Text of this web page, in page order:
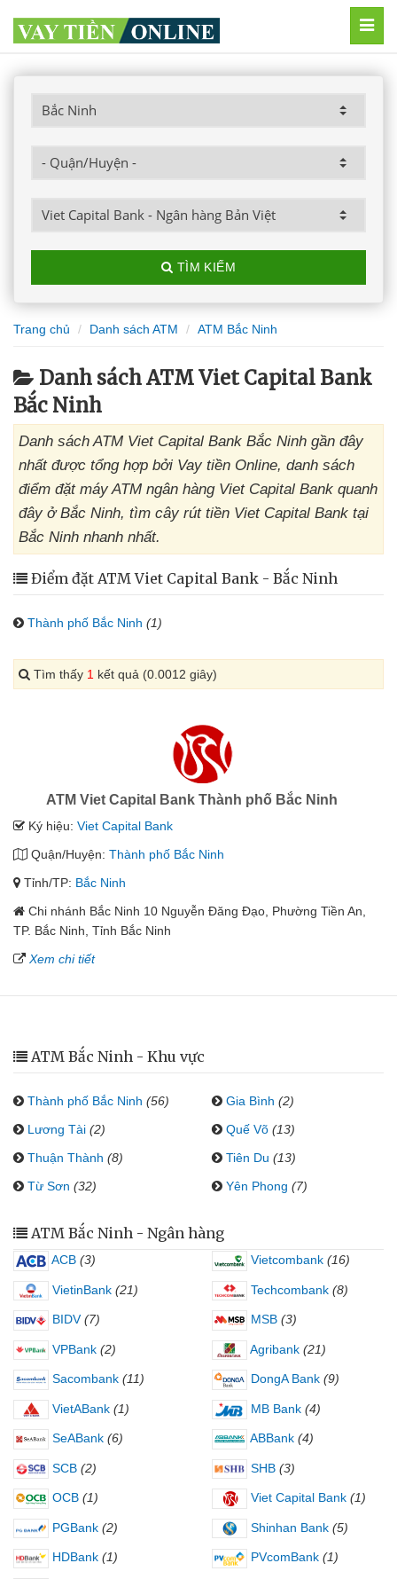
TÌM KIẾM
Trang chủ Danh sách ATM ATM Bắc Ninh
Danh sách ATM Viet Capital Bank
Bắc Ninh
Danh sách ATM Viet Capital Bank Bắc Ninh gần đây
nhất được tổng hợp bởi Vay tiền Online, danh sách
điểm đặt máy ATM ngân hàng Viet Capital Bank quanh
đây ở Bắc Ninh, tìm cây rút tiền Viet Capital Bank tại
Bắc Ninh nhanh nhất.
Điểm đặt ATM Viet Capital Bank - Bắc Ninh
Thành phố Bắc Ninh (1)
Tìm thấy 1 kết quả (0.0012 giây)
ATM Viet Capital Bank Thành phố Bắc Ninh
Ký hiệu: Viet Capital Bank
Quận/Huyện: Thành phố Bắc Ninh
Tỉnh/TP: Bắc Ninh
Chi nhánh Bắc Ninh 10 Nguyễn Đăng Đạo, Phường Tiền An,
TP. Bắc Ninh, Tỉnh Bắc Ninh
Xem chi tiết
ATM Bắc Ninh - Khu vực
Thành phố Bắc Ninh (56) Gia Bình (2)
Lương Tài (2) Quế Võ (13)
Thuận Thành (8) Tiên Du (13)
Từ Sơn (32) Yên Phong (7)
ATM Bắc Ninh - Ngân hàng
ACB (3) Vietcombank (16)
VietinBank (21) Techcombank (8)
BIDV (7) MSB (3)
VPBank (2) Agribank (21)
Sacombank (11) DongA Bank (9)
VietABank (1) MB Bank (4)
SeABank (6) ABBank (4)
SCB (2) SHB (3)
OCB (1) Viet Capital Bank (1)
PGBank (2) Shinhan Bank (5)
HDBank (1) PVcomBank (1)